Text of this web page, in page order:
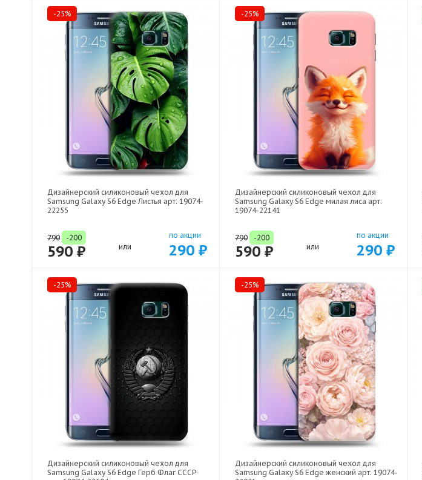
-25%
Дизайнерский силиконовый чехол для
Samsung Galaxy S6 Edge Листья арт: 19074-
22255
790 -200
590 ₽ или
по акции
290 ₽
-25%
Дизайнерский силиконовый чехол для
Samsung Galaxy S6 Edge милая лиса арт:
19074-22141
790 -200
590 ₽ или
по акции
290 ₽
-25%
Дизайнерский силиконовый чехол для
Samsung Galaxy S6 Edge Герб Флаг СССР
-25%
Дизайнерский силиконовый чехол для
Samsung Galaxy S6 Edge женский арт: 19074-